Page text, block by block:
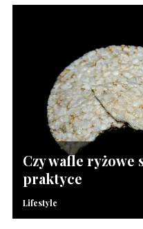
Czy wafle ryżowe
praktyce
Lifestyle